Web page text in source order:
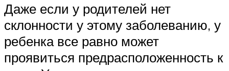
Даже если у родителей нет
склонности у этому заболеванию, у
ребенка все равно может
проявиться предрасположенность к